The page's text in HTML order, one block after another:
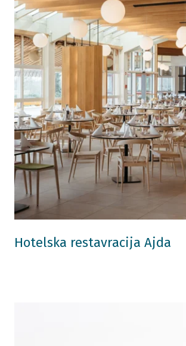
Hotelska restavracija Ajda